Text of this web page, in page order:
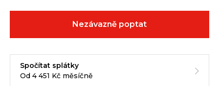
Nezávazně poptat
Spočítat splátky
Od 4 451 Kč měsíčně